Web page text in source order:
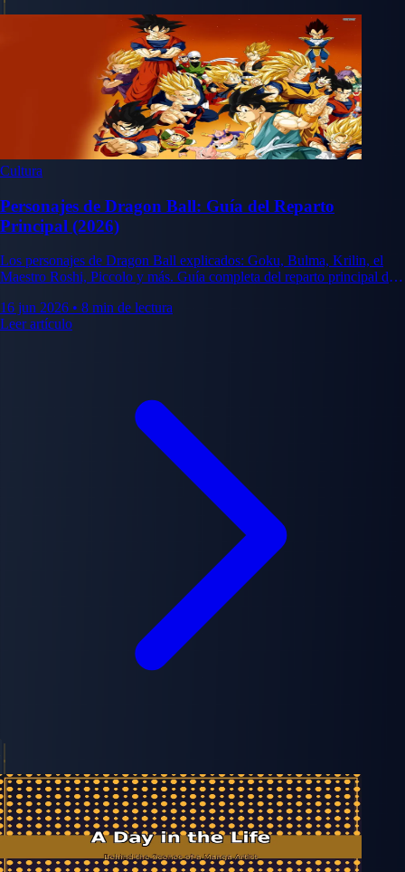
Cultura
Personajes de Dragon Ball: Guía del Reparto
Principal (2026)
Los personajes de Dragon Ball explicados: Goku, Bulma, Krilin, el
Maestro Roshi, Piccolo y más. Guía completa del reparto principal del
16 jun 2026 • 8 min de lectura
Leer artículo